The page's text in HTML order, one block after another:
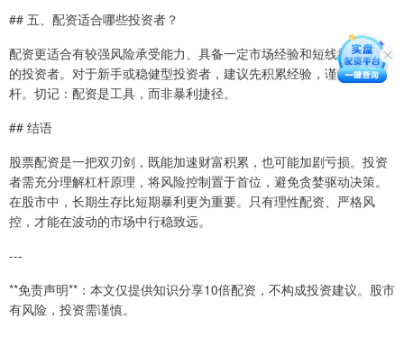
## 五、配资适合哪些投资者？
配资更适合有较强风险承受能力、具备一定市场经验和短线操作技巧
的投资者。对于新手或稳健型投资者，建议先积累经验，谨慎使用杠
杆。切记：配资是工具，而非暴利捷径。
## 结语
股票配资是一把双刃剑，既能加速财富积累，也可能加剧亏损。投资
者需充分理解杠杆原理，将风险控制置于首位，避免贪婪驱动决策。
在股市中，长期生存比短期暴利更为重要。只有理性配资、严格风
控，才能在波动的市场中行稳致远。
---
**免责声明**：本文仅提供知识分享10倍配资，不构成投资建议。股市
有风险，投资需谨慎。